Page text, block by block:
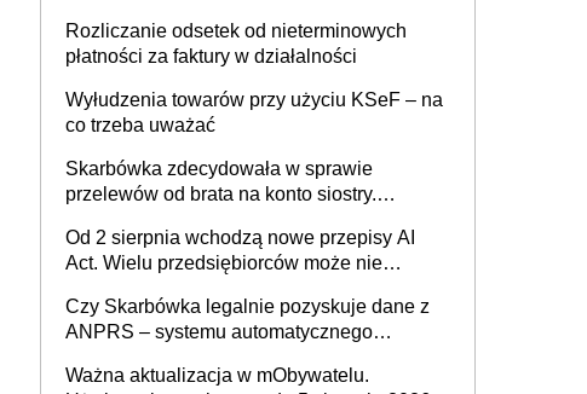
Rozliczanie odsetek od nieterminowych
płatności za faktury w działalności
Wyłudzenia towarów przy użyciu KSeF – na
co trzeba uważać
Skarbówka zdecydowała w sprawie
przelewów od brata na konto siostry.
darowizna, ale podatku jednak nie będzie
Od 2 sierpnia wchodzą nowe przepisy AI
Act. Wielu przedsiębiorców może nie
Czy Skarbówka legalnie pozyskuje dane z
ANPRS – systemu automatycznego
pojazdów z kamer drogowych?
Ważna aktualizacja w mObywatelu.